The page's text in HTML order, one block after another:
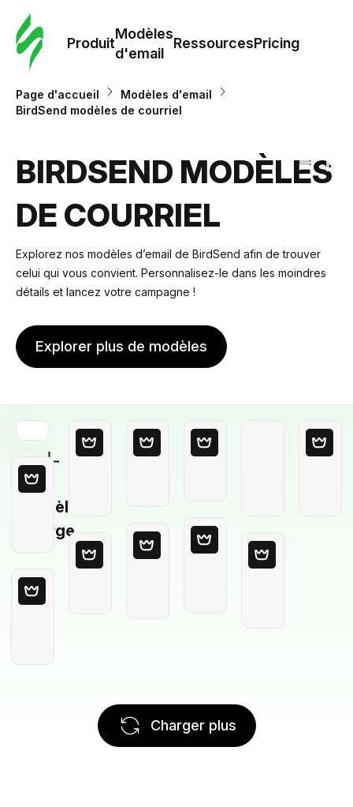
Produit
Modèles
d'email
RessourcesPricing
Page d'accueil
Modèles d'email
BirdSend modèles de courriel
BIRDSEND MODÈLES
DE COURRIEL
Explorez nos modèles d’email de BirdSend afin de trouver
celui qui vous convient. Personnalisez-le dans les moindres
détails et lancez votre campagne !
Explorer plus de modèles
Modèle
Vierge
Charger plus